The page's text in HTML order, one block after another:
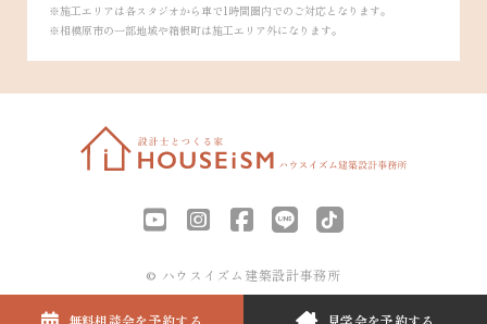
施工エリアは各スタジオから車で1時間圏内でのご対応となります。
相模原市の一部地域や箱根町は施工エリア外になります。
© ハウスイズム建築設計事務所
無料相談会を予約する 見学会を予約する